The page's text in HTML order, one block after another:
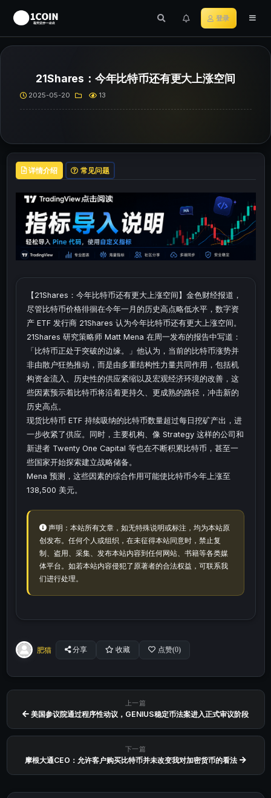
登录
21Shares：今年比特币还有更大上涨空间
2025-05-20 13
详情介绍 常见问题
【21Shares：今年比特币还有更大上涨空间】金色财经报道，
尽管比特币价格徘徊在今年一月的历史高点略低水平，数字资
产 ETF 发行商 21Shares 认为今年比特币还有更大上涨空间。
21Shares 研究策略师 Matt Mena 在周一发布的报告中写道：
「比特币正处于突破的边缘。」他认为，当前的比特币涨势并
非由散户狂热推动，而是由多重结构性力量共同作用，包括机
构资金流入、历史性的供应紧缩以及宏观经济环境的改善，这
些因素预示着比特币将沿着更持久、更成熟的路径，冲击新的
历史高点。
现货比特币 ETF 持续吸纳的比特币数量超过每日挖矿产出，进
一步收紧了供应。同时，主要机构、像 Strategy 这样的公司和
新进者 Twenty One Capital 等也在不断积累比特币，甚至一
些国家开始探索建立战略储备。
Mena 预测，这些因素的综合作用可能使比特币今年上涨至
138,500 美元。
声明：本站所有文章，如无特殊说明或标注，均为本站原
创发布。任何个人或组织，在未征得本站同意时，禁止复
制、盗用、采集、发布本站内容到任何网站、书籍等各类媒
体平台。如若本站内容侵犯了原著者的合法权益，可联系我
们进行处理。
肥猫 分享 收藏 点赞(0)
上一篇
美国参议院通过程序性动议，GENIUS稳定币法案进入正式审议阶段
下一篇
摩根大通CEO：允许客户购买比特币并未改变我对加密货币的看法